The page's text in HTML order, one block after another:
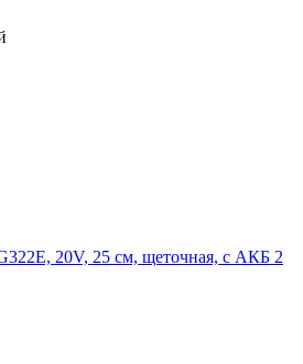
20V, 25 см, щеточная, с АКБ 2